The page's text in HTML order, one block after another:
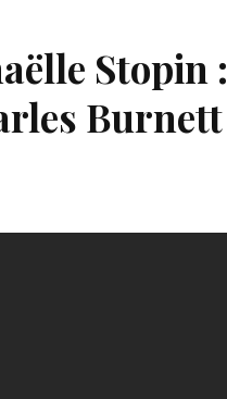
Stopin :
Burnett